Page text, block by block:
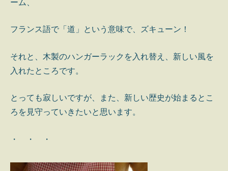
ーム、
フランス語で「道」という意味で、ズキューン！
それと、木製のハンガーラックを入れ替え、新しい風を
入れたところです。
とっても寂しいですが、また、新しい歴史が始まるとこ
ろを見守っていきたいと思います。
・ ・ ・